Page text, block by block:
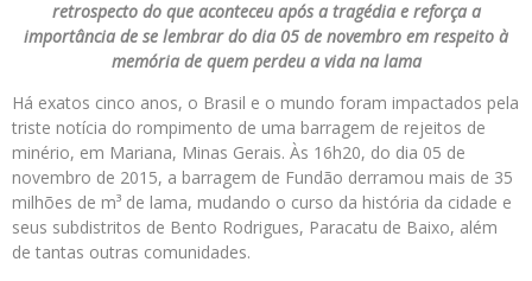
retrospecto doque aconteceu após a tragédia e reforça a
importância de se lembrardo dia 05 de novembro em respeito à
memória de quem perdeu a vida na lama
Há exatos cinco anos, o Brasil e o mundo foram impactados pela
triste notícia do rompimento de uma barragem de rejeitos de
minério, em Mariana, Minas Gerais. Às 16h20, do dia 05 de
novembro de 2015, a barragem de Fundão derramou mais de 35
milhões de m³ de lama, mudando o curso da história da cidade e
seus subdistritos de Bento Rodrigues, Paracatu de Baixo, além
de tantas outras comunidades.